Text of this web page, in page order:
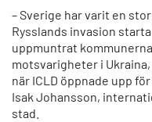
– Sverige har varit en
Rysslands invasion
uppmuntrat
motsvarigheter i
när ICLD öppnade upp
Isak Johansson,
stad.